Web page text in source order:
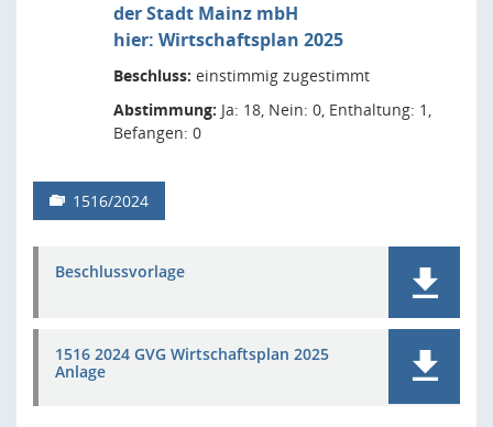
der Stadt Mainz mbH
hier: Wirtschaftsplan 2025
Beschluss: einstimmig zugestimmt
Abstimmung: Ja: 18, Nein: 0, Enthaltung: 1,
Befangen: 0
1516/2024
Beschlussvorlage
1516 2024 GVG Wirtschaftsplan 2025
Anlage